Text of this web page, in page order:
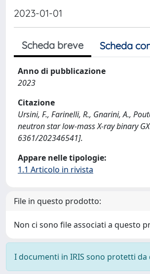
2023-01-01
Scheda breve Scheda
Anno di pubblicazione
2023
Citazione
Ursini, F., Farinelli, R., Gnarini, A.,
neutron star low-mass X-ray binary GX
6361/202346541].
Appare nelle tipologie:
1.1 Articolo in rivista
File in questo prodotto:
Non ci sono file associati a questo
I documenti in IRIS sono protetti